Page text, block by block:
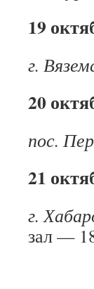
19
г.
20
пос.
21
г.
зал —